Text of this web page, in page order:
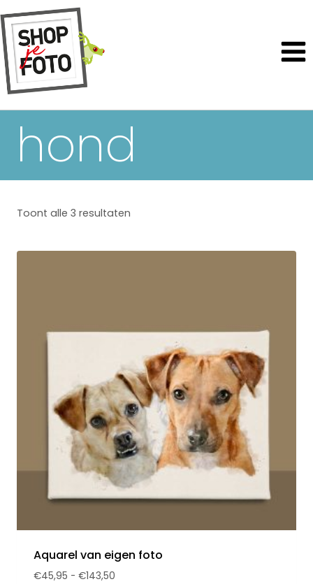
hond
Toont alle 3 resultaten
Aquarel van eigen foto
€45,95 - €143,50